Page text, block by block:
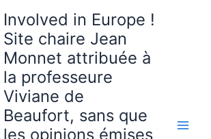
Involved in Europe !
Site chaire Jean
Monnet attribuée à
la professeure
Viviane de
Beaufort, sans que
les opinions émises